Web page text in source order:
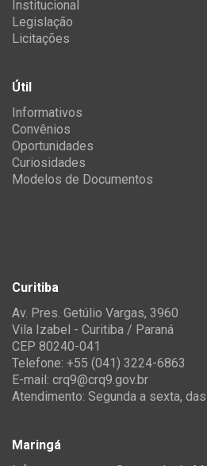
Institucional
Legislação
Licitações
Útil
Informativos
Convênios
Oportunidades
Curiosidades
Modelos de Documentos
Curitiba
Av. Pres. Getúlio Vargas, 3960
Vila Izabel - Curitiba / Paraná
CEP 80240-041
Telefone: +55 (041) 3224-6863
E-mail: crq9@crq9.gov.br
Atendimento: Segunda a sexta,
Maringá